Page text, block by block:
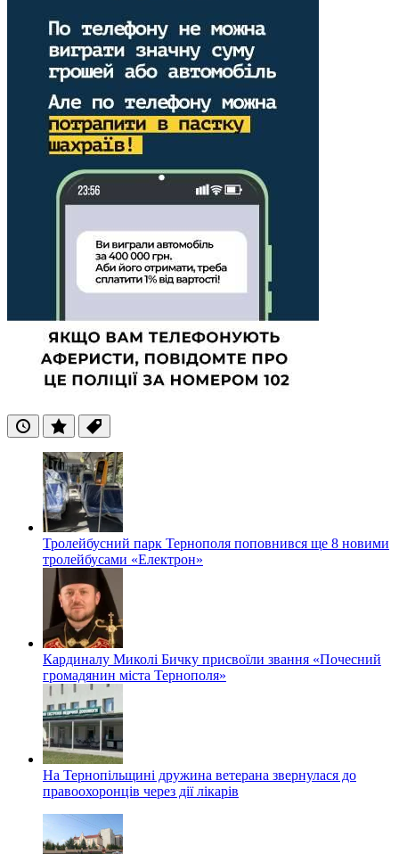
ОстанніПопулярні
Теги
Тролейбусний парк Тернополя поповнився ще 8 новими
тролейбусами «Електрон»
Кардиналу Миколі Бичку присвоїли звання «Почесний
громадянин міста Тернополя»
На Тернопільщині дружина ветерана звернулася до
правоохоронців через дії лікарів